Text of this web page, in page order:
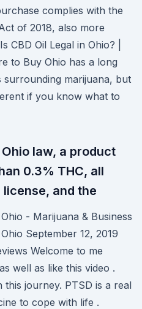
complies with the
of 2018, also more
Oil Legal in Ohio? |
to Buy Ohio has a long
surrounding marijuana, but
if you know what to
law, a product
0.3% THC, all
and the
- Marijuana & Business
September 12, 2019
Welcome to me
well as like this video .
journey. PTSD is a real
to cope with life .